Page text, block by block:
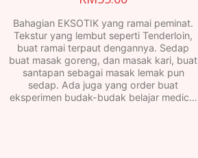
Bahagian EKSOTIK yang ramai peminat.
Tekstur yang lembut seperti Tenderloin,
buat ramai terpaut dengannya. Sedap
buat masak goreng, dan masak kari, buat
santapan sebagai masak lemak pun
sedap. Ada juga yang order buat
eksperimen budak-budak belajar medic…